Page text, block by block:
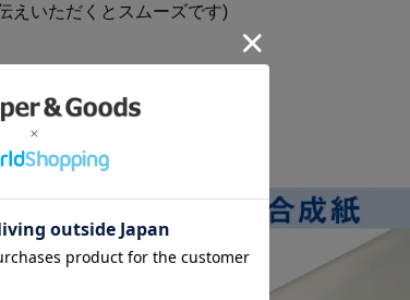
えいただくとスムーズです)
安い順 価格が高い順